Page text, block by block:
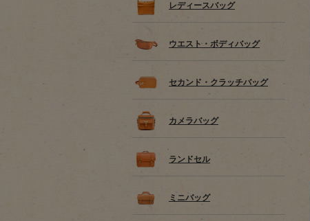
レディースバッグ
ウエスト・ボディバッグ
セカンド・クラッチバッグ
カメラバッグ
ランドセル
ミニバッグ